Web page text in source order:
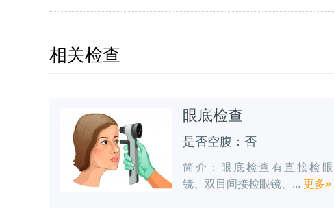
相关检查
眼底检查
是否空腹：否
简介：眼底检查有直接检眼
镜、双目间接检眼镜、... 更多»